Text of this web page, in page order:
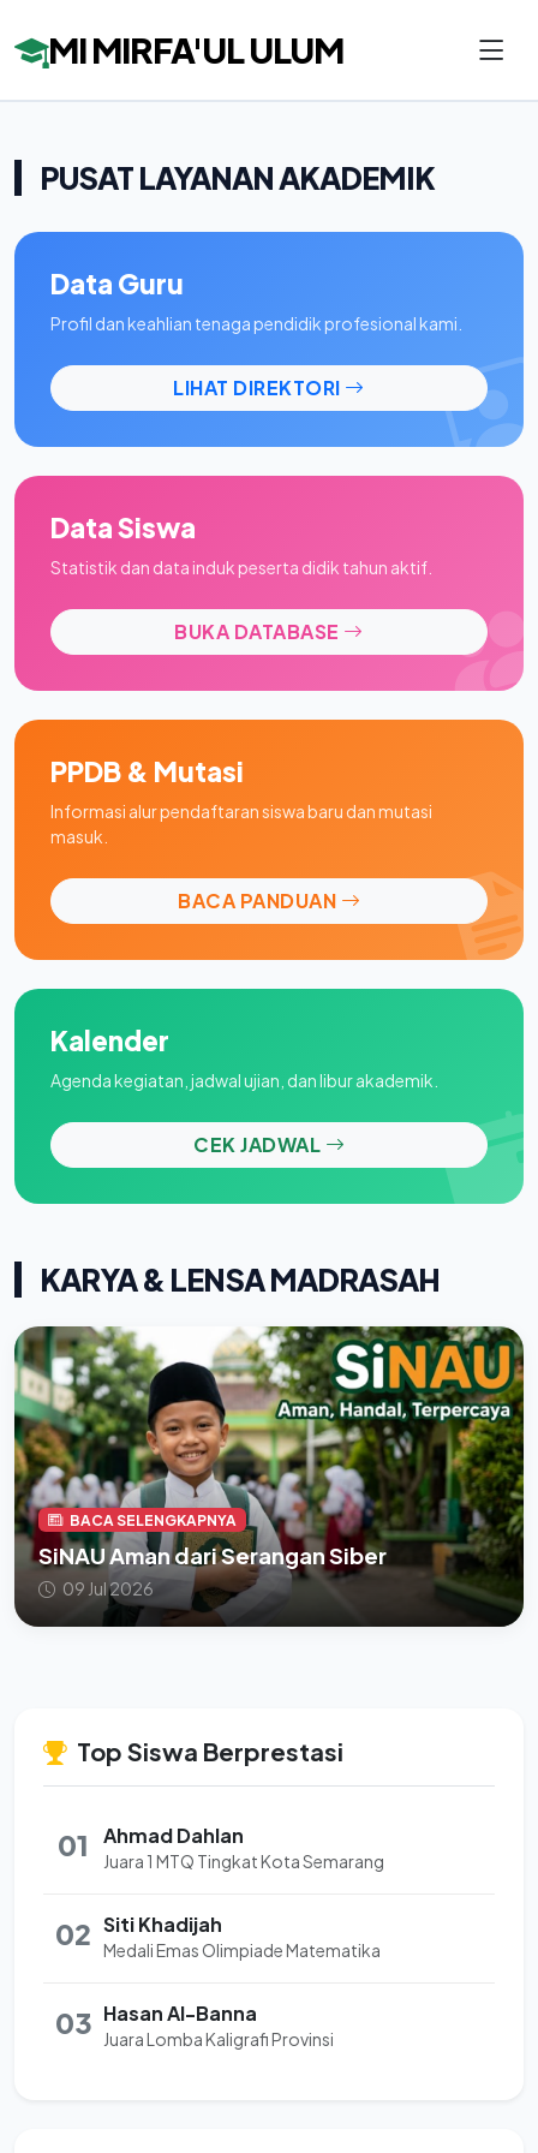
MI MIRFA'UL ULUM
PUSAT LAYANAN AKADEMIK
Data Guru
Profil dan keahlian tenaga pendidik profesional kami.
LIHAT DIREKTORI
Data Siswa
Statistik dan data induk peserta didik tahun aktif.
BUKA DATABASE
PPDB & Mutasi
Informasi alur pendaftaran siswa baru dan mutasi
masuk.
BACA PANDUAN
Kalender
Agenda kegiatan, jadwal ujian, dan libur akademik.
CEK JADWAL
KARYA & LENSA MADRASAH
BACA SELENGKAPNYA
SiNAU Aman dari Serangan Siber
09 Jul 2026
Top Siswa Berprestasi
01 Ahmad Dahlan
Juara 1 MTQ Tingkat Kota Semarang
02 Siti Khadijah
Medali Emas Olimpiade Matematika
03 Hasan Al-Banna
Juara Lomba Kaligrafi Provinsi